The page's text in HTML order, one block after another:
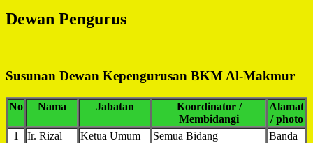
Dewan Pengurus
Susunan Dewan Kepengurusan BKM Al-Makmur
No Nama Jabatan
Koordinator /
Membidangi
Alamat
/ photo
1
Ir. Rizal
Ketua Umum Semua Bidang
Banda